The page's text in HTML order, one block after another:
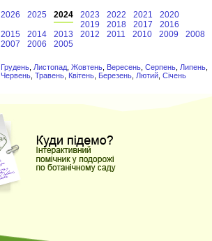
2026 2025 2024 2023 2022 2021
2020
2019
2018 2017
2016
2015
2014 2013 2012 2011 2010 2009
2008
2007
2006 2005
Грудень Листопад Жовтень Вересень Серпень Липень
Червень Травень Квітень Березень Лютий Січень